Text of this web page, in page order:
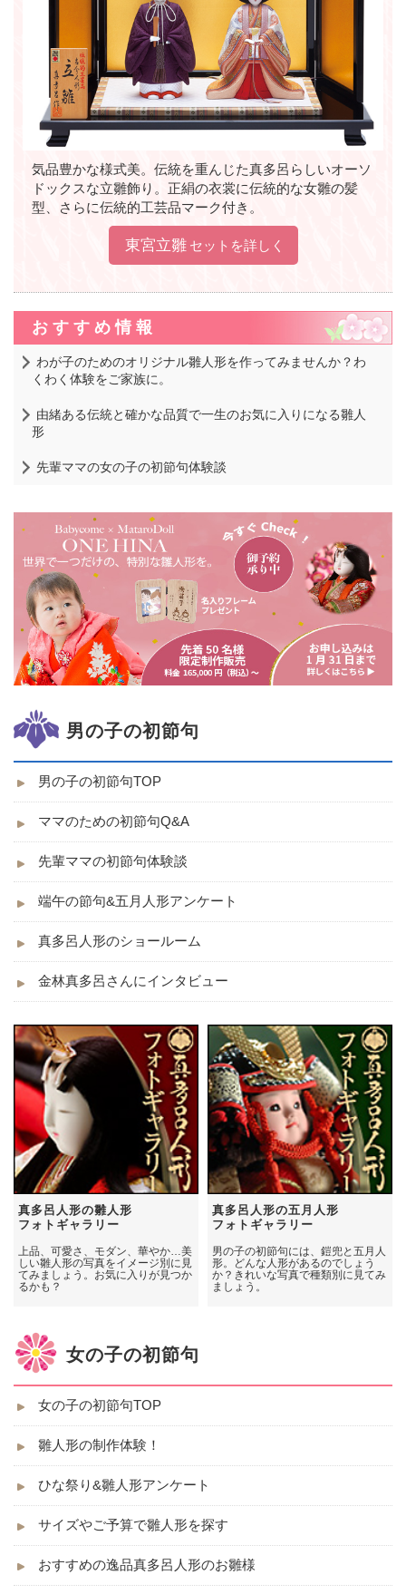
気品豊かな様式美。伝統を重んじた真多呂らしいオーソ
ドックスな立雛飾り。正絹の衣裳に伝統的な女雛の髪
型、さらに伝統的工芸品マーク付き。
東宮立雛 セットを詳しく
おすすめ情報
わが子のためのオリジナル雛人形を作ってみませんか？わ
くわく体験をご家族に。
由緒ある伝統と確かな品質で一生のお気に入りになる雛人
形
先輩ママの女の子の初節句体験談
男の子の初節句
男の子の初節句TOP
ママのための初節句Q&A
先輩ママの初節句体験談
端午の節句&五月人形アンケート
真多呂人形のショールーム
金林真多呂さんにインタビュー
真多呂人形の雛人形
フォトギャラリー
上品、可愛さ、モダン、華やか…美
しい雛人形の写真をイメージ別に見
てみましょう。お気に入りが見つか
るかも？
真多呂人形の五月人形
フォトギャラリー
男の子の初節句には、鎧兜と五月人
形。どんな人形があるのでしょう
か？きれいな写真で種類別に見てみ
ましょう。
女の子の初節句
女の子の初節句TOP
雛人形の制作体験！
ひな祭り&雛人形アンケート
サイズやご予算で雛人形を探す
おすすめの逸品真多呂人形のお雛様